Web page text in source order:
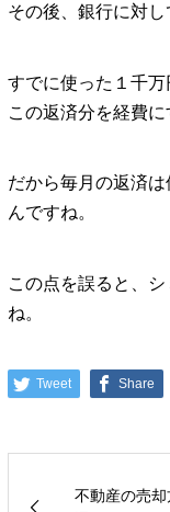
その後、銀行に対し
すでに使った１千万
この返済分を経費
だから毎月の返済
んですね。
この点を誤ると、
ね。
Tweet Share
不動産の売